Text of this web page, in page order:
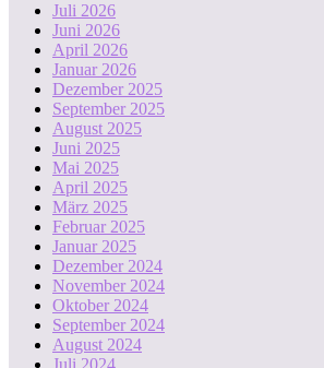
Juli 2026
Juni 2026
April 2026
Januar 2026
Dezember 2025
September 2025
August 2025
Juni 2025
Mai 2025
April 2025
März 2025
Februar 2025
Januar 2025
Dezember 2024
November 2024
Oktober 2024
September 2024
August 2024